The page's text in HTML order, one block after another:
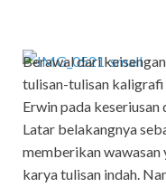
Berawal dari
tulisan-tulisan kaligrafi
Erwin pada
Latar belakangnya
memberikan wawasan
karya tulisan indah.